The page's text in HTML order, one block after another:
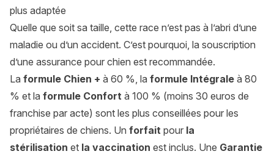
plus adaptée
Quelle que soit sa taille, cette race n’est pas à l’abri d’une
maladie ou d’un accident. C’est pourquoi, la souscription
d’une assurance pour chien est recommandée.
La formule Chien + à 60 %, la formule Intégrale à 80
% et la formule Confort à 100 % (moins 30 euros de
franchise par acte) sont les plus conseillées pour les
propriétaires de chiens. Un forfait pour la
stérilisation et la vaccination est inclus. Une Garantie